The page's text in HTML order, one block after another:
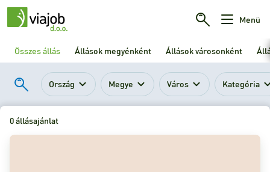
Menü
Összes állás Állások megyénként Állások városonként
Ország Megye Város Kategória
0 állásajánlat